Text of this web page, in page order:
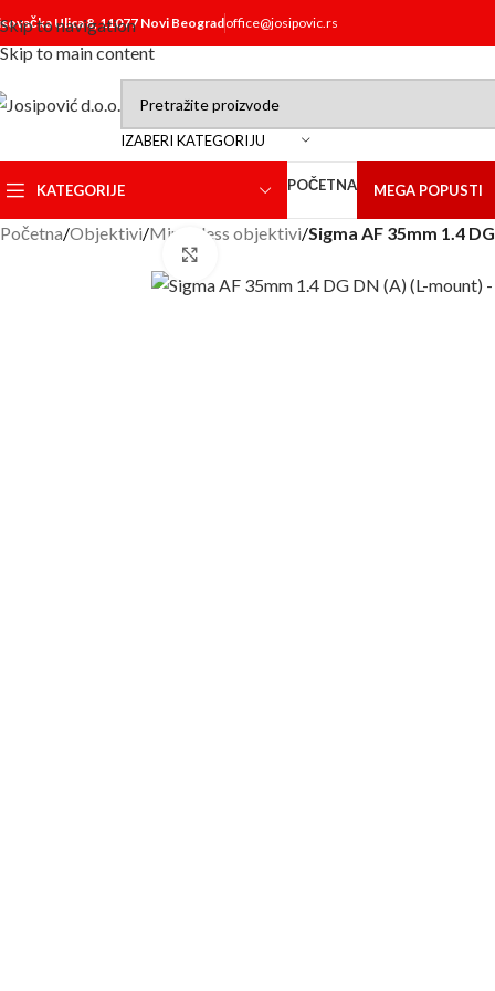
Skip to navigation
Skip to main content
Ulica 8, 11077 Novi Beogradoffice@josipovic.rs
IZABERI KATEGORIJU
KATEGORIJE POČETNA MEGA POPUSTI
Početna/Objektivi/Mirrorless objektivi/Sigma AF 35mm 1.4